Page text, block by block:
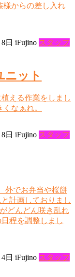
様からの差し入れ
日 iFujino スタッフ
ニット
える作業をしまし
なぁれ。
日 iFujino スタッフ
外でお弁当や桜餅
計画しておりまし
どんどん咲き乱れ
程を調整しまし
日 iFujino スタッフ